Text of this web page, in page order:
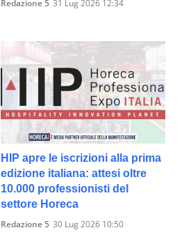
Redazione 5 31 Lug 2026 12:34
HIP apre le iscrizioni alla prima
edizione italiana: attesi oltre
10.000 professionisti del
settore Horeca
Redazione 5 30 Lug 2026 10:50